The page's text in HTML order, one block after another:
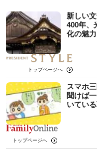
新しい
400年、
化の魅
トップページへ
スマホ
聞けば
いてい
トップページへ